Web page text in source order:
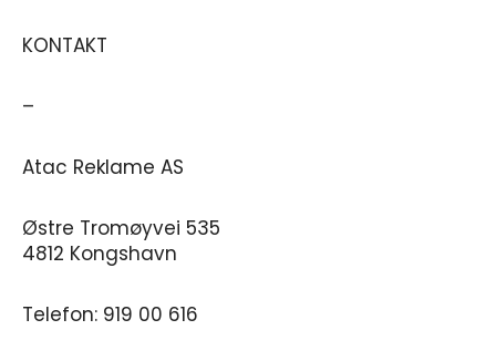
KONTAKT
–
Atac Reklame AS
Østre Tromøyvei 535
4812 Kongshavn
Telefon: 919 00 616